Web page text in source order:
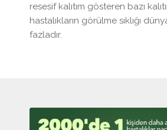
resesif kalıtım gösteren bazı
hastalıkların görülme sıklığı
fazladır.